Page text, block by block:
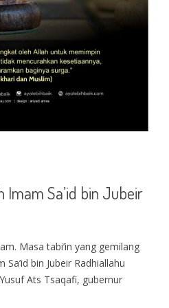
Imam Sa’id bin Jubeir
Masa tabi’in yang gemilang
bin Jubeir Radhiallahu
Ats Tsaqafi, gubernur